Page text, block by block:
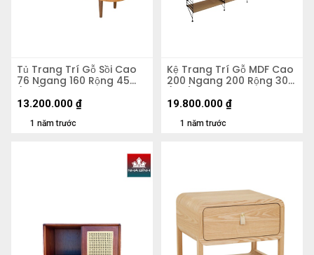
Tủ Trang Trí Gỗ Sồi Cao
76 Ngang 160 Rộng 45
(cm)
1 năm trước
13.200.000 ₫
Kệ Trang Trí Gỗ MDF Cao
200 Ngang 200 Rộng 30
(cm)
1 năm trước
19.800.000 ₫